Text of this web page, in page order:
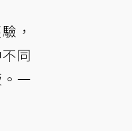
，
同
一